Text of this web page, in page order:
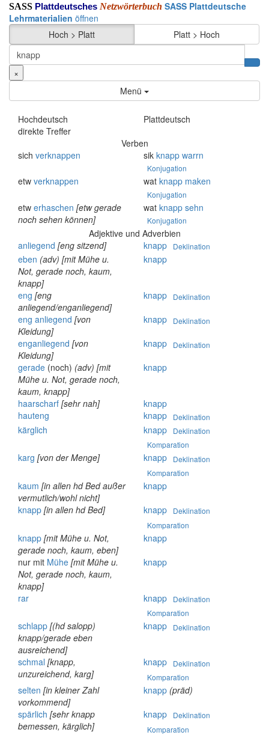
SASS Plattdeutsches Netzwörterbuch SASS Plattdeutsche
Lehrmaterialien öffnen
Hoch > Platt
Platt > Hoch
×
Menü
Hochdeutsch
Plattdeutsch
direkte Treffer
Verben
sich verknappen sik knapp warrn
Konjugation
etw verknappen wat knapp maken
Konjugation
etw erhaschen [etw gerade
noch sehen können]
wat knapp sehn
Konjugation
Adjektive und Adverbien
anliegend [eng sitzend] knapp Deklination
eben (adv) [mit Mühe u.
Not, gerade noch, kaum,
knapp]
knapp
eng [eng
anliegend/enganliegend]
knapp Deklination
eng anliegend [von
Kleidung]
knapp Deklination
enganliegend [von
Kleidung]
knapp Deklination
gerade (noch) (adv) [mit
Mühe u. Not, gerade noch,
kaum, knapp]
knapp
haarscharf [sehr nah]
knapp
hauteng
knapp Deklination
kärglich knapp
Deklination
Komparation
karg [von der Menge] knapp
Deklination
Komparation
kaum [in allen hd Bed außer
vermutlich/wohl nicht]
knapp
knapp [in allen hd Bed] knapp
Deklination
Komparation
knapp [mit Mühe u. Not,
gerade noch, kaum, eben]
knapp
nur mit Mühe [mit Mühe u.
Not, gerade noch, kaum,
knapp]
knapp
rar knapp
Deklination
Komparation
schlapp [(hd salopp)
knapp/gerade eben
ausreichend]
knapp Deklination
schmal [knapp,
unzureichend, karg]
knapp
Deklination
Komparation
selten [in kleiner Zahl
vorkommend]
knapp (präd)
spärlich [sehr knapp
bemessen, kärglich]
knapp
Deklination
Komparation